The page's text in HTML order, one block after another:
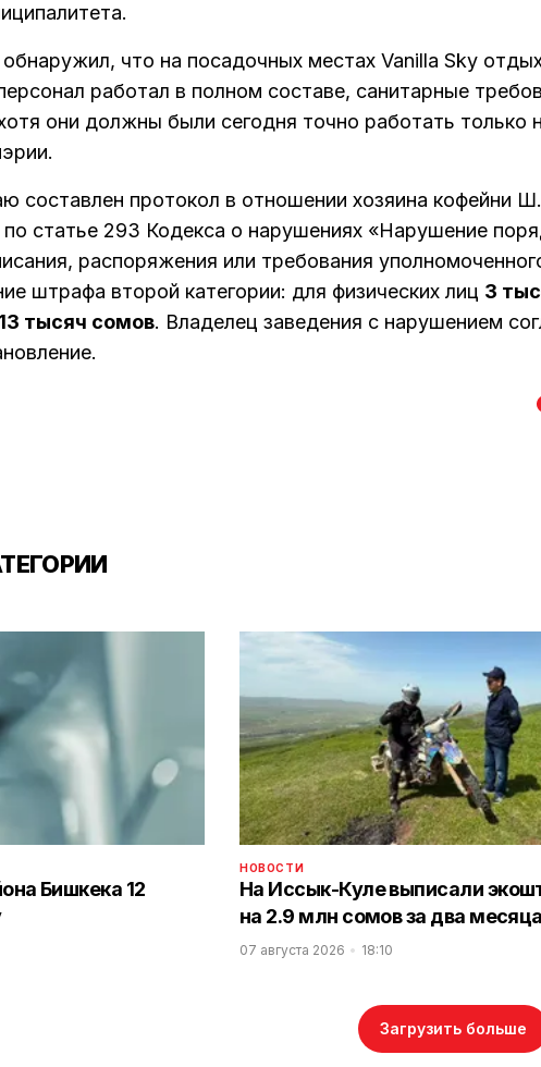
что на посадочных местах Vanilla Sky
работал в полном составе, санитарные
они должны были сегодня точно работать только
составлен протокол в отношении хозяина кофейни Ш.
статье 293 Кодекса о нарушениях «Нарушение
распоряжения или требования
штрафа второй категории: для физических лиц 3
13 тысяч сомов. Владелец заведения с нарушением
Бишкека 12
НОВОСТИ
На Иссык-Куле выписали
на 2.9 млн сомов за два месяца
07 августа 2026 18:10
Загрузить больше